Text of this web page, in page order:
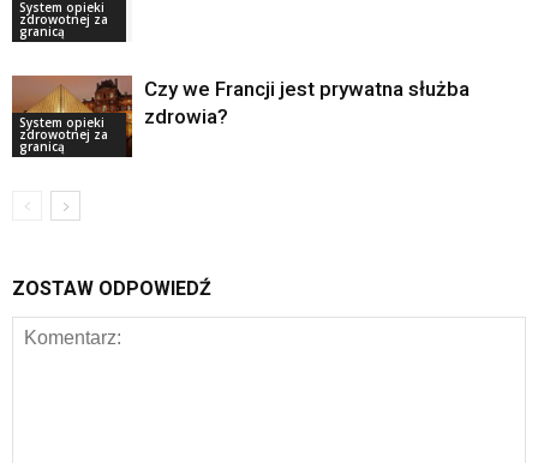
System opieki
zdrowotnej za
granicą
System opieki
zdrowotnej za
granicą
Czy we Francji jest prywatna służba
zdrowia?
ZOSTAW ODPOWIEDŹ